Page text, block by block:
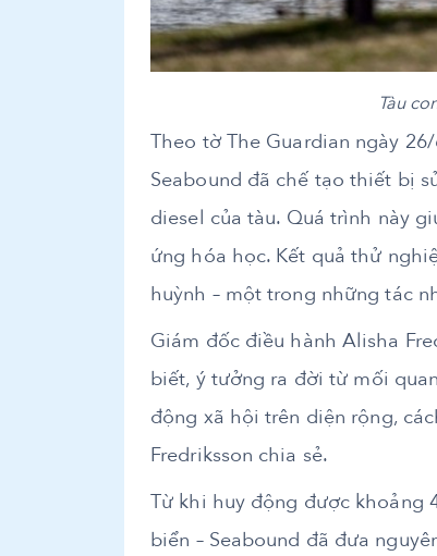
Tàu
Theo tờ The Guardian ngày
Seabound đã chế tạo thiết bị
diesel của tàu. Quá trình này
ứng hóa học. Kết quả thử
huỳnh – một trong những tác
Giám đốc điều hành Alisha
biết, ý tưởng ra đời từ mối
động xã hội trên diện rộng,
Fredriksson chia sẻ.
Từ khi huy động được khoảng
biển – Seabound đã đưa